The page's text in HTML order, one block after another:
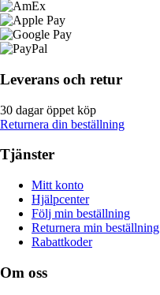
Leverans och retur
30 dagar öppet köp
Returnera din beställning
Tjänster
Mitt konto
Hjälpcenter
Följ min beställning
Returnera min beställning
Rabattkoder
Om oss